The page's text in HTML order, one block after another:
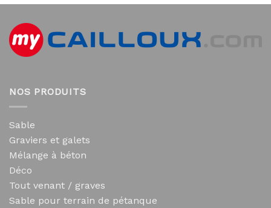
NOS PRODUITS
Sable
Graviers et galets
Mélange à béton
Déco
Tout venant / graves
Sable pour terrain de pétanque